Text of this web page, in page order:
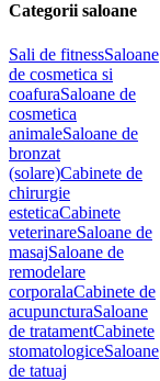
Categorii saloane
Sali de fitnessSaloane
de cosmetica si
coafuraSaloane de
cosmetica
animaleSaloane de
bronzat
(solare)Cabinete de
chirurgie
esteticaCabinete
veterinareSaloane de
masajSaloane de
remodelare
corporalaCabinete de
acupuncturaSaloane
de tratamentCabinete
stomatologiceSaloane
de tatuaj